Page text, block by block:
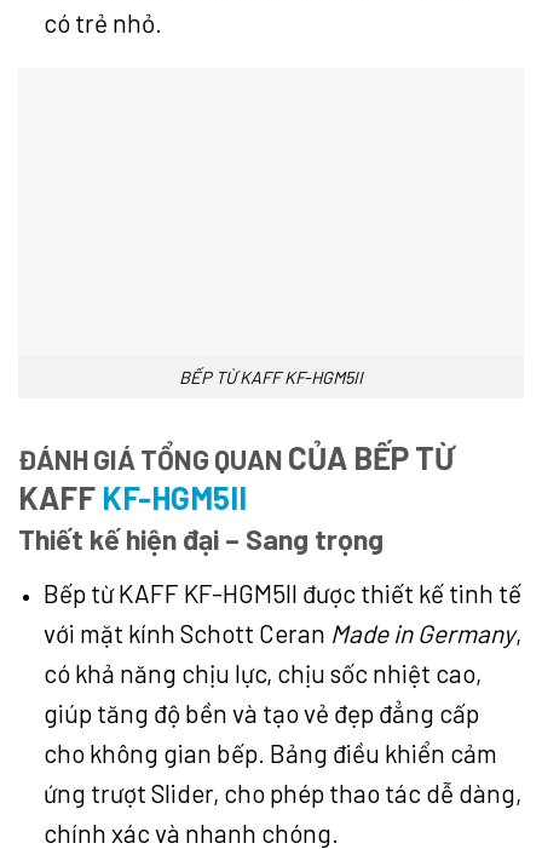
có trẻ nhỏ.
BẾP TỪ KAFF KF-HGM5II
ĐÁNH GIÁ TỔNG QUAN CỦA BẾP TỪ
KAFF KF-HGM5II
Thiết kế hiện đại – Sang trọng
Bếp từ KAFF KF-HGM5II được thiết kế tinh tế
với mặt kính Schott Ceran Made in Germany,
có khả năng chịu lực, chịu sốc nhiệt cao,
giúp tăng độ bền và tạo vẻ đẹp đẳng cấp
cho không gian bếp. Bảng điều khiển cảm
ứng trượt Slider, cho phép thao tác dễ dàng,
chính xác và nhanh chóng.